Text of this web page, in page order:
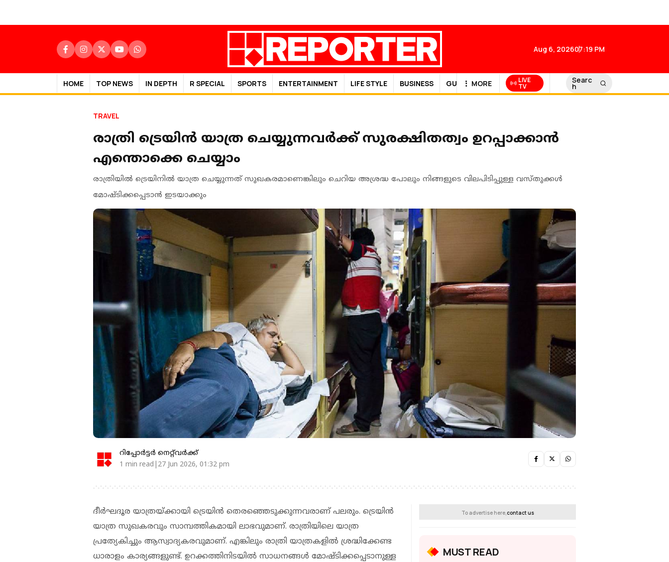
Aug 6, 202607:19 PM
HOME TOP NEWS IN DEPTH R SPECIAL SPORTS ENTERTAINMENT LIFE STYLE BUSINESS GULF NEWS
MORE LIVE
TV
Searc
h
TRAVEL
രാത്രി ട്രെയിന്‍ യാത്ര ചെയ്യുന്നവര്‍ക്ക് സുരക്ഷിതത്വം ഉറപ്പാക്കാന്‍
എന്തൊക്കെ ചെയ്യാം
രാത്രിയില്‍ ട്രെയിനില്‍ യാത്ര ചെയ്യുന്നത് സുഖകരമാണെങ്കിലും ചെറിയ അശ്രദ്ധ പോലും നിങ്ങളുടെ വിലപിടിപ്പുള്ള വസ്തുക്കള്‍
മോഷ്ടിക്കപ്പെടാന്‍ ഇടയാക്കും
റിപ്പോർട്ടർ നെറ്റ്‌വര്‍ക്ക്‌
1 min read|27 Jun 2026, 01:32 pm
ദീര്‍ഘദൂര യാത്രയ്ക്കായി ട്രെയിന്‍ തെരഞ്ഞെടുക്കുന്നവരാണ് പലരും. ട്രെയിന്‍
യാത്ര സുഖകരവും സാമ്പത്തികമായി ലാഭവുമാണ്. രാത്രിയിലെ യാത്ര
പ്രത്യേകിച്ചും ആസ്വാദ്യകരവുമാണ്. എങ്കിലും രാത്രി യാത്രകളില്‍ ശ്രദ്ധിക്കേണ്ട
ധാരാളം കാര്യങ്ങളുണ്ട്. ഉറക്കത്തിനിടയില്‍ സാധനങ്ങള്‍ മോഷ്ടിക്കപ്പെടാനുള്ള
To advertise here, contact us
MUST READ